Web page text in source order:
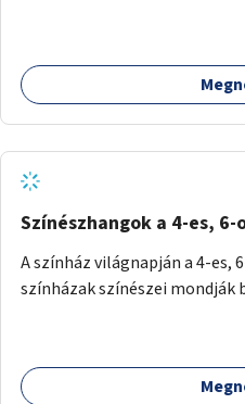
Színészhangok a 4-es,
A színház világnapján a 4-es,
színházak színészei mondják